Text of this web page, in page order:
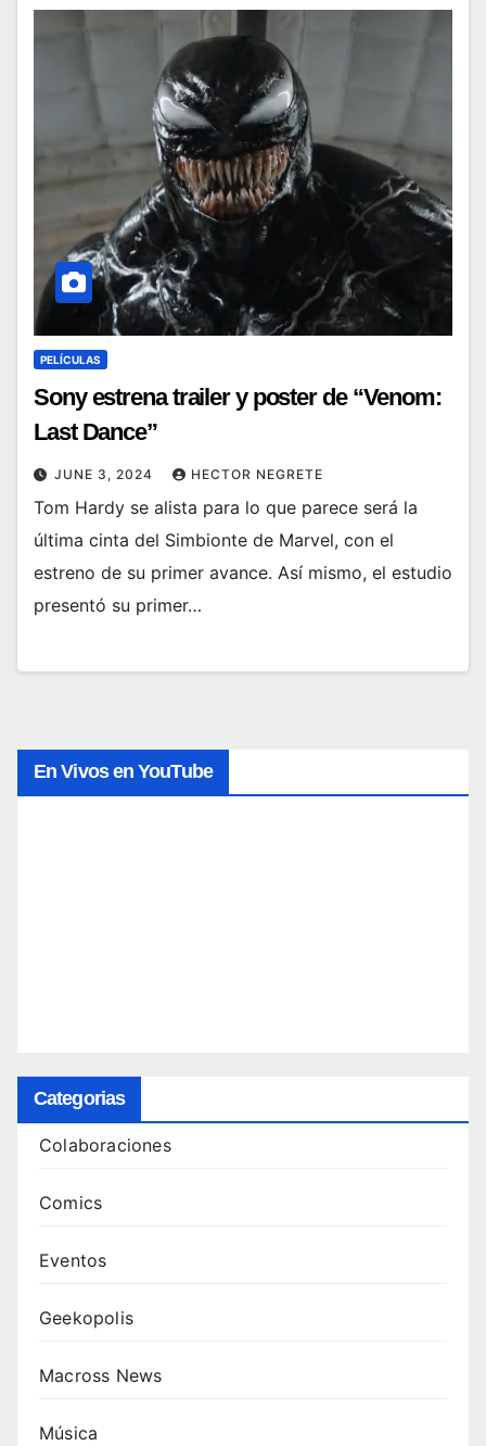
PELÍCULAS
Sony estrena trailer y poster de “Venom:
Last Dance”
JUNE 3, 2024 HECTOR NEGRETE
Tom Hardy se alista para lo que parece será la
última cinta del Simbionte de Marvel, con el
estreno de su primer avance. Así mismo, el estudio
presentó su primer…
En Vivos en YouTube
Categorias
Colaboraciones
Comics
Eventos
Geekopolis
Macross News
Música